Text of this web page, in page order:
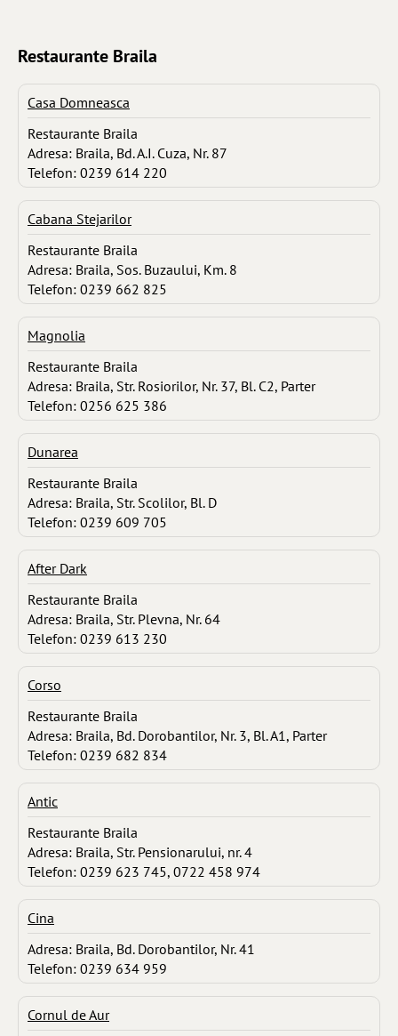
Restaurante Braila
Casa Domneasca
Restaurante Braila
Adresa: Braila, Bd. A.I. Cuza, Nr. 87
Telefon: 0239 614 220
Cabana Stejarilor
Restaurante Braila
Adresa: Braila, Sos. Buzaului, Km. 8
Telefon: 0239 662 825
Magnolia
Restaurante Braila
Adresa: Braila, Str. Rosiorilor, Nr. 37, Bl. C2, Parter
Telefon: 0256 625 386
Dunarea
Restaurante Braila
Adresa: Braila, Str. Scolilor, Bl. D
Telefon: 0239 609 705
After Dark
Restaurante Braila
Adresa: Braila, Str. Plevna, Nr. 64
Telefon: 0239 613 230
Corso
Restaurante Braila
Adresa: Braila, Bd. Dorobantilor, Nr. 3, Bl. A1, Parter
Telefon: 0239 682 834
Antic
Restaurante Braila
Adresa: Braila, Str. Pensionarului, nr. 4
Telefon: 0239 623 745, 0722 458 974
Cina
Adresa: Braila, Bd. Dorobantilor, Nr. 41
Telefon: 0239 634 959
Cornul de Aur